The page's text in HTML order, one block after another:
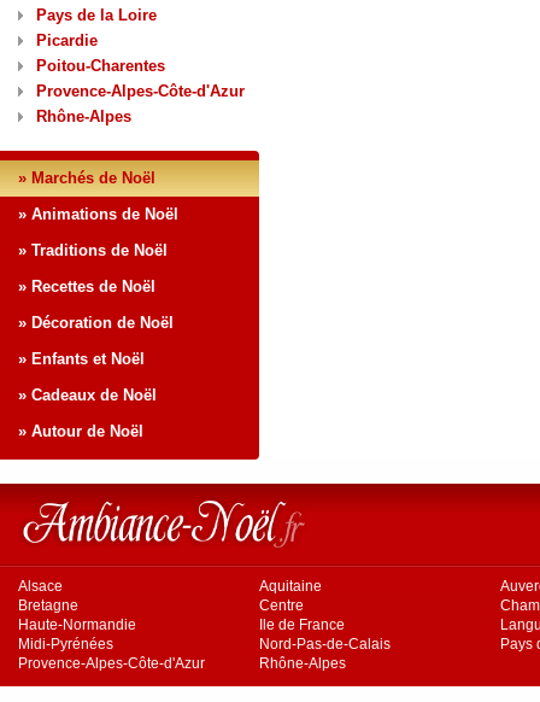
Pays de la Loire
Picardie
Poitou-Charentes
Provence-Alpes-Côte-d'Azur
Rhône-Alpes
» Marchés de Noël
» Animations de Noël
» Traditions de Noël
» Recettes de Noël
» Décoration de Noël
» Enfants et Noël
» Cadeaux de Noël
» Autour de Noël
Alsace Aquitaine
Bretagne
Centre
Haute-Normandie
Ile de France
Midi-Pyrénées
Nord-Pas-de-Calais
Pays
Provence-Alpes-Côte-d'Azur
Rhône-Alpes